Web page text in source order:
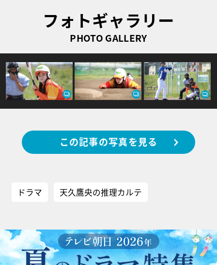
フォトギャラリー
PHOTO GALLERY
この記事の写真を見る
ドラマ 天久鷹央の推理カルテ